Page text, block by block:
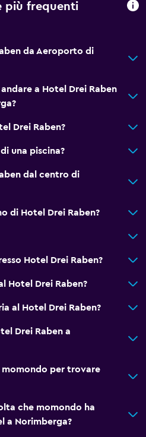
più frequenti
da Aeroporto di
a Hotel Drei Raben
Drei Raben?
una piscina?
dal centro di
di Hotel Drei Raben?
Hotel Drei Raben?
Hotel Drei Raben?
al Hotel Drei Raben?
Drei Raben a
per trovare
che momondo ha
a Norimberga?